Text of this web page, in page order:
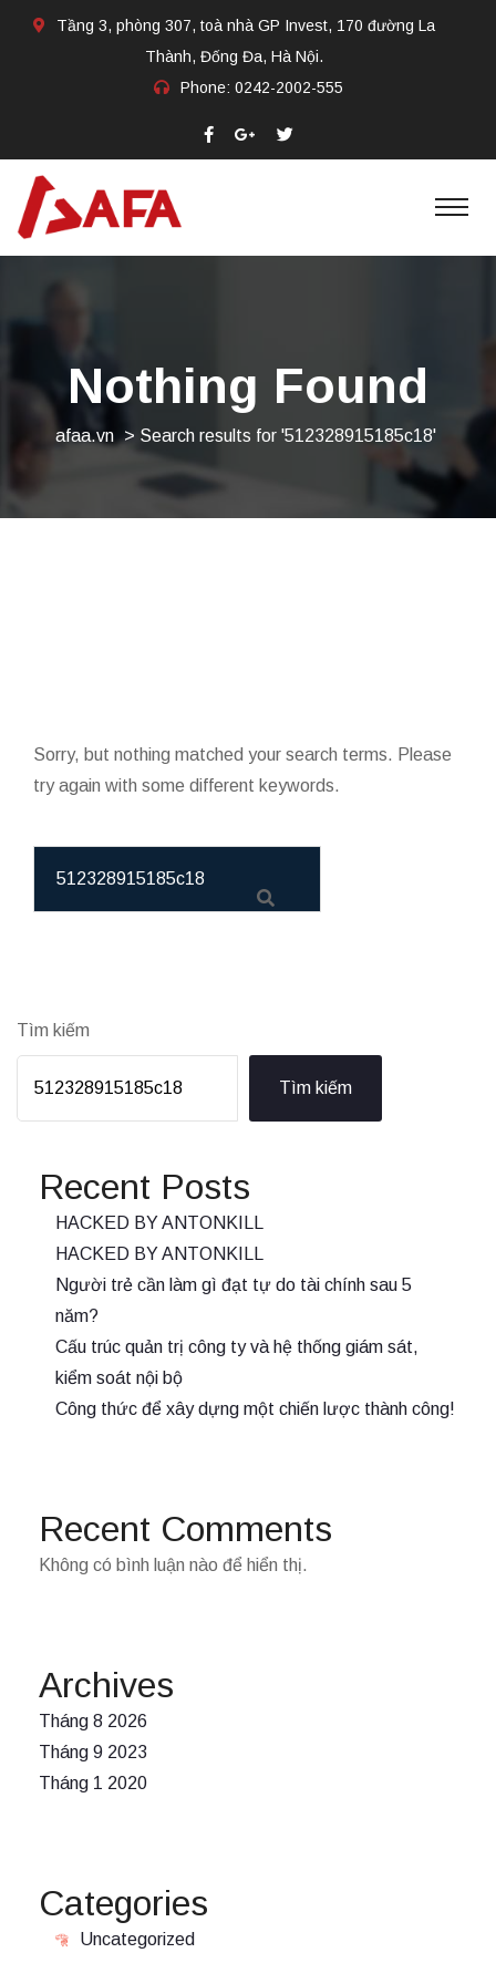
Tầng 3, phòng 307, toà nhà GP Invest, 170 đường La
Thành, Đống Đa, Hà Nội.
Phone: 0242-2002-555​
Nothing Found
afaa.vn > Search results for '512328915185c18'
Sorry, but nothing matched your search terms. Please
try again with some different keywords.
Tìm kiếm
Tìm kiếm
Recent Posts
HACKED BY ANTONKILL
HACKED BY ANTONKILL
Người trẻ cần làm gì đạt tự do tài chính sau 5
năm?
Cấu trúc quản trị công ty và hệ thống giám sát,
kiểm soát nội bộ
Công thức để xây dựng một chiến lược thành công!
Recent Comments
Không có bình luận nào để hiển thị.
Archives
Tháng 8 2026
Tháng 9 2023
Tháng 1 2020
Categories
Uncategorized